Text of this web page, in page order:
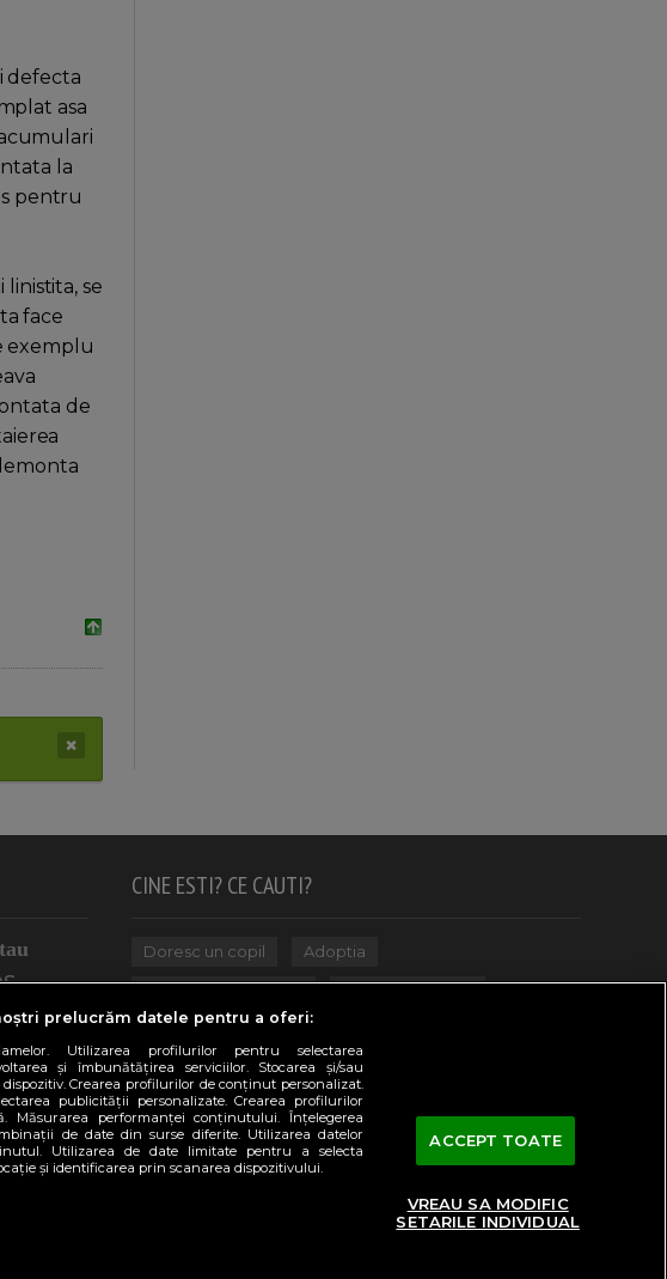
defecta
asa
la
pentru
se
face
exemplu
de
CINE ESTI? CE CAUTI?
Doresc un copil Adoptia
Probleme alaptare
Bebe febra Caut bona
Mergem la scoala Copil bolnav
Copii cu nevoi speciale Gemeni, Tripleti
prelucrăm datele pentru a oferi:
Utilizarea profilurilor pentru selectarea
și îmbunătățirea serviciilor. Stocarea și/sau
Crearea profilurilor de conținut personalizat.
publicității personalizate. Crearea profilurilor
Măsurarea performanței conținutului. Înțelegerea
de date din surse diferite. Utilizarea datelor
Utilizarea de date limitate pentru a selecta
și identificarea prin scanarea dispozitivului.
ACCEPT TOATE
VREAU SA MODIFIC
SETARILE INDIVIDUAL